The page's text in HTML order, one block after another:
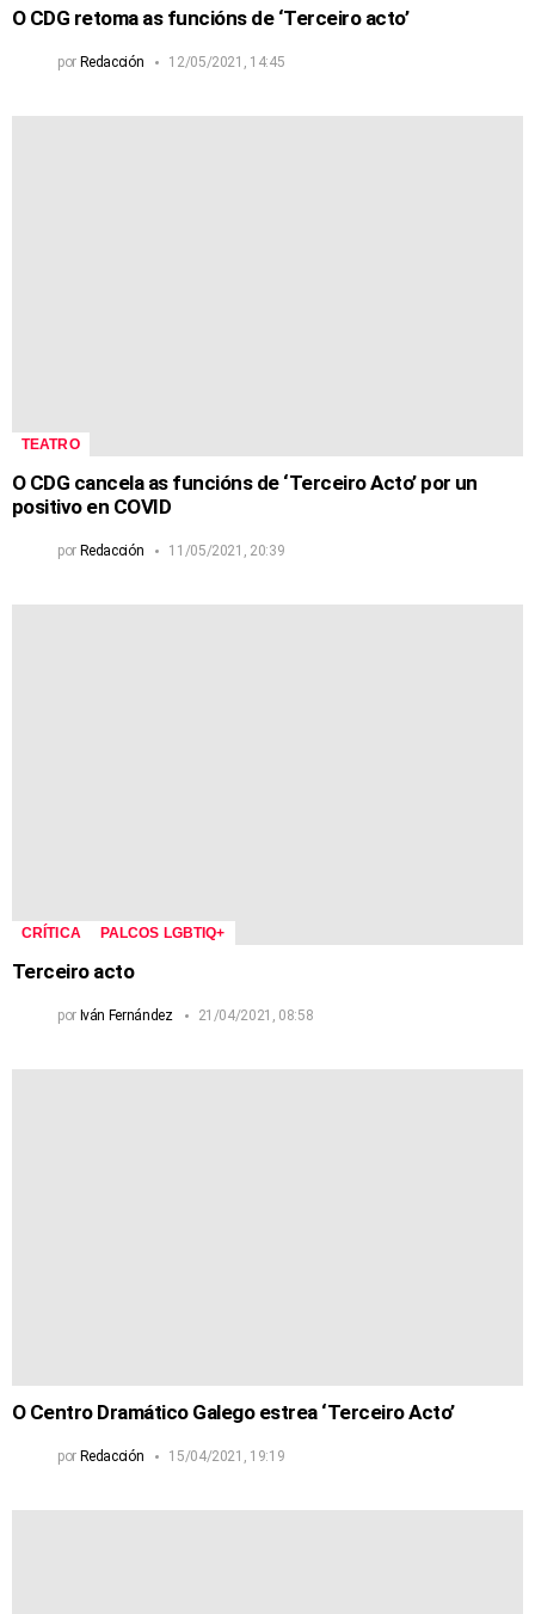
O CDG retoma as funcións de ‘Terceiro acto’
por Redacción 12/05/2021, 14:45
TEATRO
O CDG cancela as funcións de ‘Terceiro Acto’ por un
positivo en COVID
por Redacción 11/05/2021, 20:39
CRÍTICA PALCOS LGBTIQ+
Terceiro acto
por Iván Fernández 21/04/2021, 08:58
O Centro Dramático Galego estrea ‘Terceiro Acto’
por Redacción 15/04/2021, 19:19